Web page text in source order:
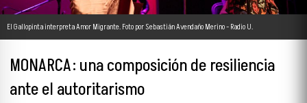
El Gallopinta interpreta Amor Migrante. Foto por Sebastián Avendaño Merino - Radio U.
MONARCA: una composición de resiliencia
ante el autoritarismo